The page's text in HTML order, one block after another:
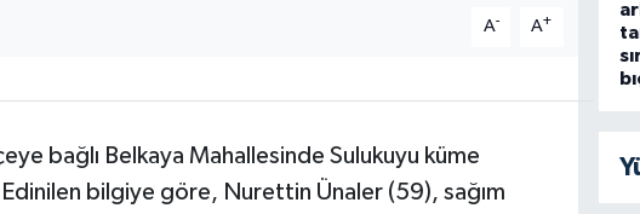
A- A+
bağlı Belkaya Mahallesinde Sulukuyu küme
bilgiye göre, Nurettin Ünaler (59), sağım